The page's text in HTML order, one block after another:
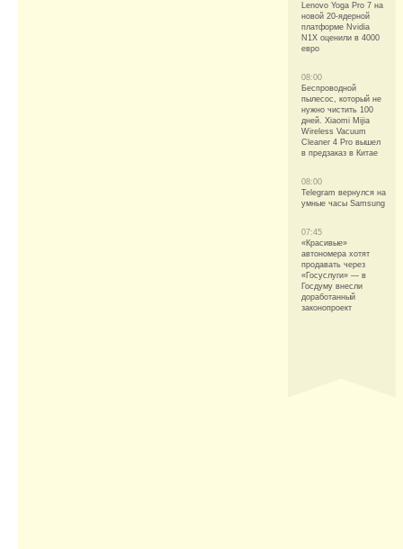
Lenovo Yoga Pro 7 на
новой 20-ядерной
платформе Nvidia
N1X оценили в 4000
евро
08:00
Беспроводной
пылесос, который не
нужно чистить 100
дней. Xiaomi Mijia
Wireless Vacuum
Cleaner 4 Pro вышел
в предзаказ в Китае
08:00
Telegram вернулся на
умные часы Samsung
07:45
«Красивые»
автономера хотят
продавать через
«Госуслуги» — в
Госдуму внесли
доработанный
законопроект